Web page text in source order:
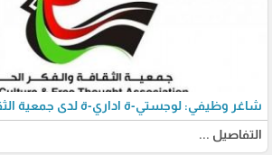
شاغر وظيفي: لوجستي-ة اداري-ة لدى جمعية
التفاصيل ...